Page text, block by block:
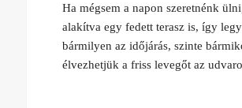
Ha mégsem a napon szeretnénk
alakítva egy fedett terasz is, így
bármilyen az időjárás, szinte
élvezhetjük a friss levegőt az